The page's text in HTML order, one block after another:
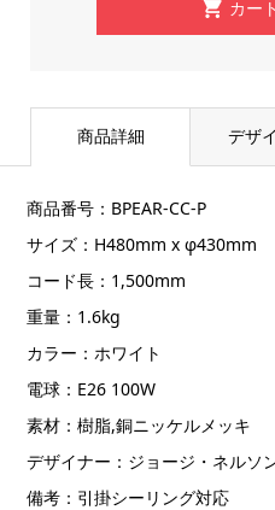
商品詳細 デザ
商品番号：BPEAR-CC-P
サイズ：H480mm x φ430mm
コード長：1,500mm
重量：1.6kg
カラー：ホワイト
電球：E26 100W
素材：樹脂,銅ニッケルメッキ
デザイナー：ジョージ・ネルソ
備考：引掛シーリング対応